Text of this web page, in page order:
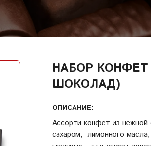
НАБОР КОНФЕТ
ШОКОЛАД)
ОПИСАНИЕ:
Ассорти конфет из нежной
сахаром, лимонного
ПОВТОРИТЬ ПАРОЛЬ
ДАТА РОЖДЕНИЯ
СОЗДАТЬ УЧЕТНУЮ